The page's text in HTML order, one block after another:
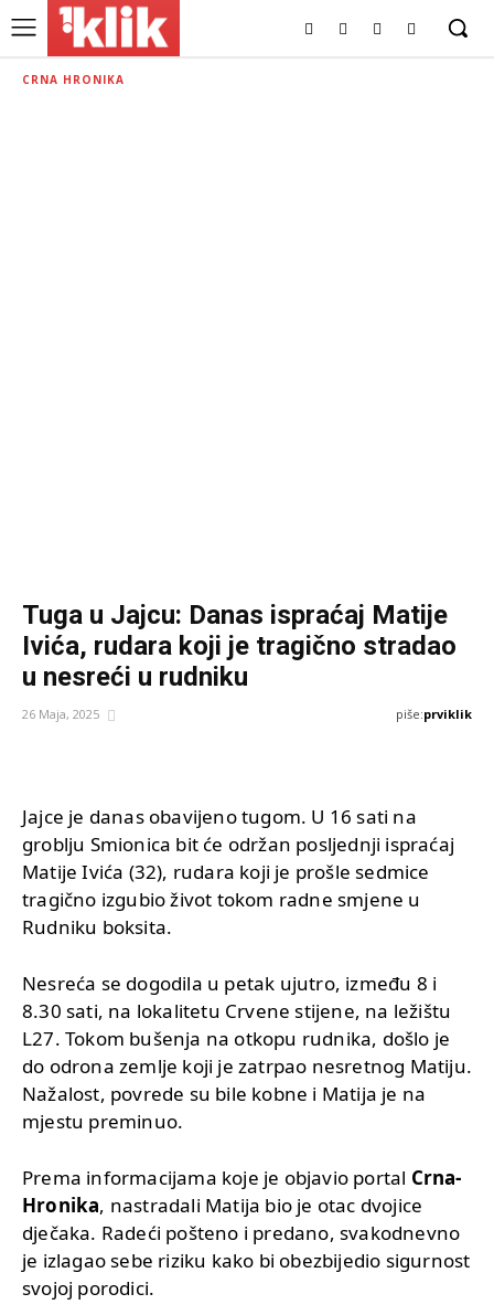
CRNA HRONIKA
Tuga u Jajcu: Danas ispraćaj Matije
Ivića, rudara koji je tragično stradao
u nesreći u rudniku
26 Maja, 2025 piše:prviklik
Jajce je danas obavijeno tugom. U 16 sati na
groblju Smionica bit će održan posljednji ispraćaj
Matije Ivića (32), rudara koji je prošle sedmice
tragično izgubio život tokom radne smjene u
Rudniku boksita.
Nesreća se dogodila u petak ujutro, između 8 i
8.30 sati, na lokalitetu Crvene stijene, na ležištu
L27. Tokom bušenja na otkopu rudnika, došlo je
do odrona zemlje koji je zatrpao nesretnog Matiju.
Nažalost, povrede su bile kobne i Matija je na
mjestu preminuo.
Prema informacijama koje je objavio portal Crna-
Hronika, nastradali Matija bio je otac dvojice
dječaka. Radeći pošteno i predano, svakodnevno
je izlagao sebe riziku kako bi obezbijedio sigurnost
svojoj porodici.